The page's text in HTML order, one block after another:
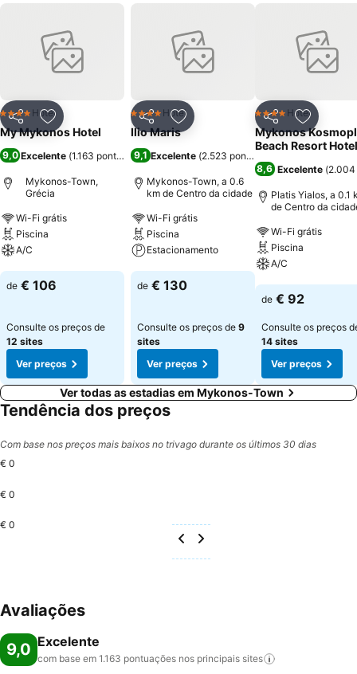
PartilharAdicionar aos favoritos
4 EstrelasHotel
My Mykonos Hotel
9,0 Excelente (1.163 pontuações )
Mykonos-Town,
Grécia
Wi-Fi grátis
Piscina
A/C
Ver preços
de € 106
Consulte os preços de
12 sites
Ver preços
PartilharAdicionar aos favoritos
4 EstrelasHotel
Ilio Maris
9,1 Excelente (2.523 pontuações
Mykonos-Town, a 0.6
km de Centro da cidade
Wi-Fi grátis
Piscina
Estacionamento
Ver preços
de € 130
Consulte os preços de 9
sites
Ver preços
Partilhar
4 EstrelasHotel
Mykonos
Beach Resort Hotel
8,6 Excelente (2.004
Platis Yialos, a 0.1
de Centro da
Wi-Fi grátis
Piscina
A/C
Ver preços
de € 92
Consulte os preços
14 sites
Ver preços
Ver todas as estadias em Mykonos-Town
Tendência dos preços
Com base nos preços mais baixos no trivago durante os últimos 30 dias
€ 0
€ 0
€ 0
Avaliações
9,0 Excelente
com base em 1.163 pontuações nos principais sites